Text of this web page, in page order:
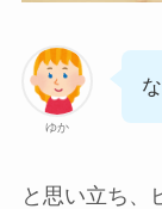
ゆか
と思い立ち、